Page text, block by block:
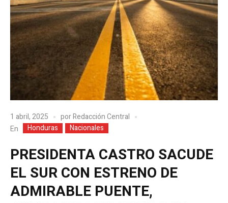
1 abril, 2025 porRedacción Central
En
Honduras Nacionales
PRESIDENTA CASTRO SACUDE
EL SUR CON ESTRENO DE
ADMIRABLE PUENTE,